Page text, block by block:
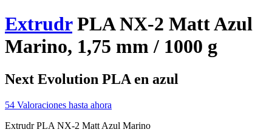
ExtrudrPLA NX-2 Matt Azul
Marino, 1,75 mm / 1000 g
Next Evolution PLA en azul
54 Valoraciones hasta ahora
Extrudr PLA NX-2 Matt Azul Marino